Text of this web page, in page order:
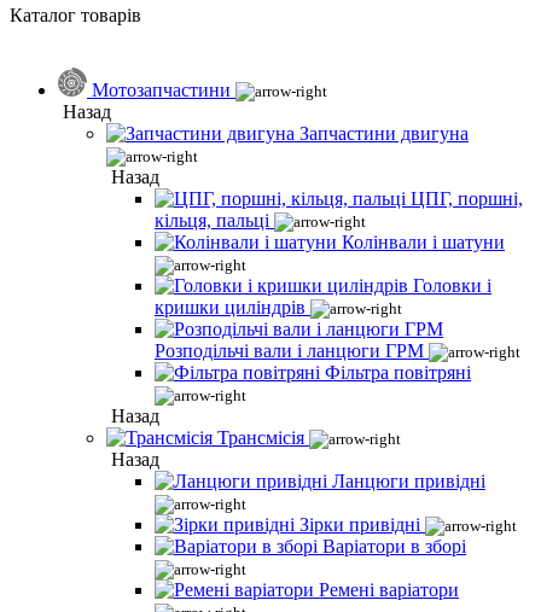
Каталог товарів
Мотозапчастини
Назад
Запчастини двигуна
Назад
ЦПГ, поршні,
кільця, пальці
Колінвали і шатуни
Головки і
кришки циліндрів
Розподільчі вали і ланцюги ГРМ
Фільтра повітряні
Назад
Трансмісія
Назад
Ланцюги привідні
Зірки привідні
Варіатори в зборі
Ремені варіатори